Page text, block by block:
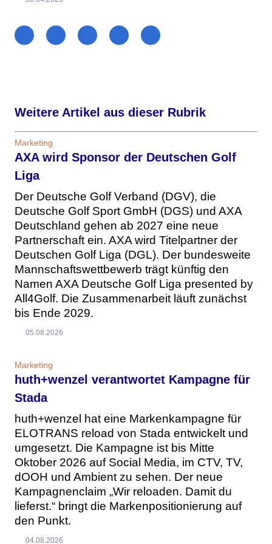
Weitere Artikel aus dieser Rubrik
Marketing
AXA wird Sponsor der Deutschen Golf
Liga
Der Deutsche Golf Verband (DGV), die
Deutsche Golf Sport GmbH (DGS) und AXA
Deutschland gehen ab 2027 eine neue
Partnerschaft ein. AXA wird Titelpartner der
Deutschen Golf Liga (DGL). Der bundesweite
Mannschaftswettbewerb trägt künftig den
Namen AXA Deutsche Golf Liga presented by
All4Golf. Die Zusammenarbeit läuft zunächst
bis Ende 2029.
05.08.2026
Marketing
huth+wenzel verantwortet Kampagne für
Stada
huth+wenzel hat eine Markenkampagne für
ELOTRANS reload von Stada entwickelt und
umgesetzt. Die Kampagne ist bis Mitte
Oktober 2026 auf Social Media, im CTV, TV,
dOOH und Ambient zu sehen. Der neue
Kampagnenclaim „Wir reloaden. Damit du
lieferst.“ bringt die Markenpositionierung auf
den Punkt.
04.08.2026